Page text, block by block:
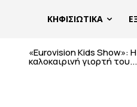
ΚΗΦΙΣΙΩΤΙΚΑ
«Eurovision Kids Show»:
καλοκαιρινή γιορτή του...